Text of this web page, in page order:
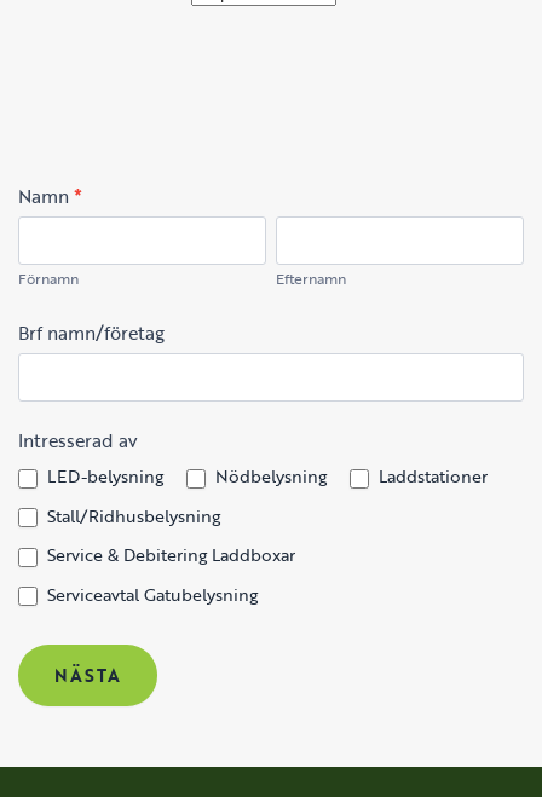
Kontakt
Namn *
Förnamn Efternamn
Brf namn/företag
Intresserad av
LED-belysning Nödbelysning
Laddstationer
Stall/Ridhusbelysning
Service & Debitering Laddboxar
Serviceavtal Gatubelysning
NÄSTA